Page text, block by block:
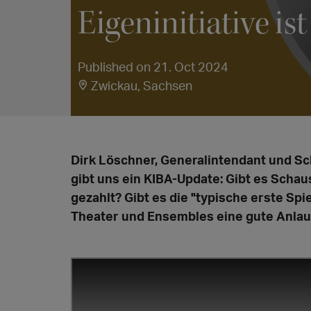
Eigeninitiative
Published on 21. Oct 2024
Zwickau, Sachsen
Dirk Löschner, Generalintendant und
gibt uns ein KIBA-Update: Gibt es
gezahlt? Gibt es die "typische erste
Theater und Ensembles eine gute